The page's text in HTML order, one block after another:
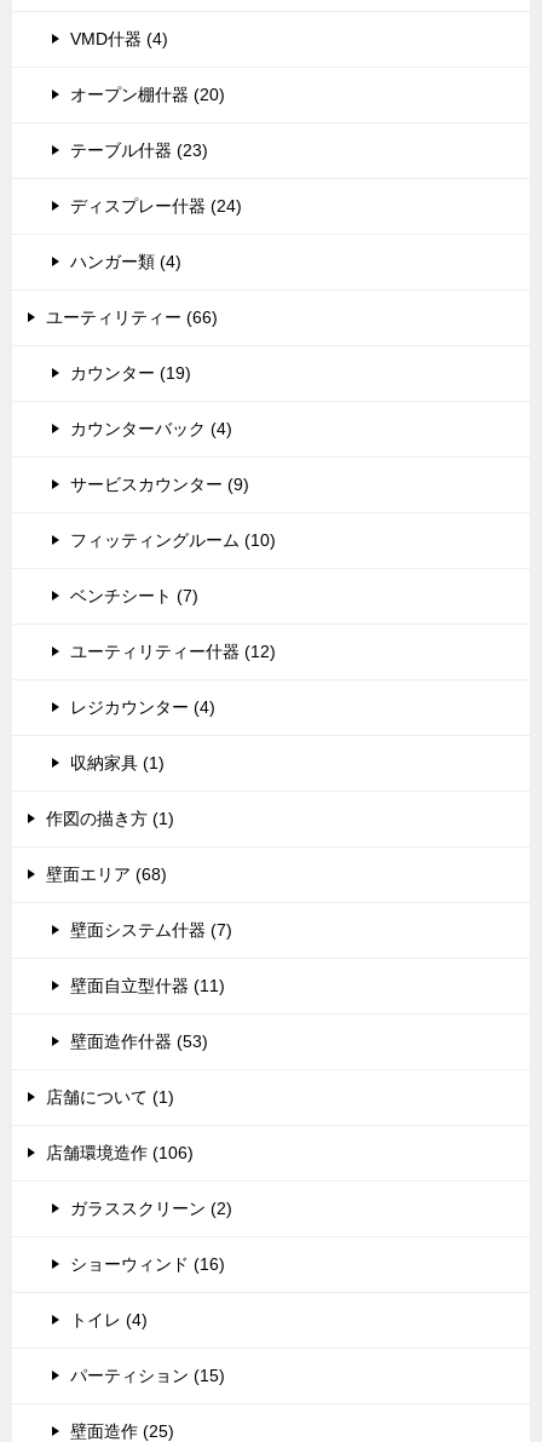
VMD什器 (4)
オープン棚什器 (20)
テーブル什器 (23)
ディスプレー什器 (24)
ハンガー類 (4)
ユーティリティー (66)
カウンター (19)
カウンターバック (4)
サービスカウンター (9)
フィッティングルーム (10)
ベンチシート (7)
ユーティリティー什器 (12)
レジカウンター (4)
収納家具 (1)
作図の描き方 (1)
壁面エリア (68)
壁面システム什器 (7)
壁面自立型什器 (11)
壁面造作什器 (53)
店舗について (1)
店舗環境造作 (106)
ガラススクリーン (2)
ショーウィンド (16)
トイレ (4)
パーティション (15)
壁面造作 (25)